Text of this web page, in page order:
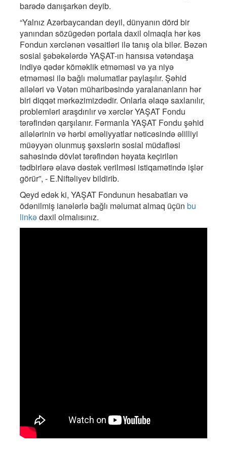
barədə danışarkən deyib.
“Yalnız Azərbaycandan deyil, dünyanın dörd bir
yanından sözügedən portala daxil olmaqla hər kəs
Fondun xərclənən vəsaitləri ilə tanış ola bilər. Bəzən
sosial şəbəkələrdə YAŞAT-ın hansısa vətəndaşa
indiyə qədər köməklik etməməsi və ya niyə
etməməsi ilə bağlı məlumatlar paylaşılır. Şəhid
ailələri və Vətən müharibəsində yaralananların hər
biri diqqət mərkəzimizdədir. Onlarla əlaqə saxlanılır,
problemləri araşdırılır və xərclər YAŞAT Fondu
tərəfindən qarşılanır. Fərmanla YAŞAT Fondu şəhid
ailələrinin və hərbi əməliyyatlar nəticəsində əlilliyi
müəyyən olunmuş şəxslərin sosial müdafiəsi
sahəsində dövlət tərəfindən həyata keçirilən
tədbirlərə əlavə dəstək verilməsi istiqamətində işlər
görür”, - E.Niftəliyev bildirib.
Qeyd edək ki, YAŞAT Fondunun hesabatları və
ödənilmiş ianələrlə bağlı məlumat almaq üçün bu
linkədaxil olmalısınız.